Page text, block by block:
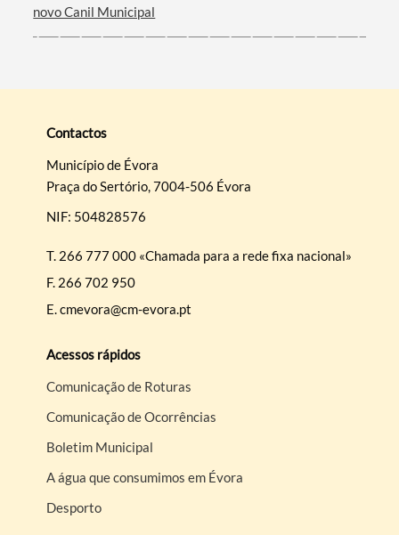
novo Canil Municipal
Contactos
Município de Évora
Praça do Sertório, 7004-506 Évora
NIF: 504828576
T. 266 777 000 «Chamada para a rede fixa nacional»
F. 266 702 950
E.cmevora@cm-evora.pt
Acessos rápidos
Comunicação de Roturas
Comunicação de Ocorrências
Boletim Municipal
A água que consumimos em Évora
Desporto